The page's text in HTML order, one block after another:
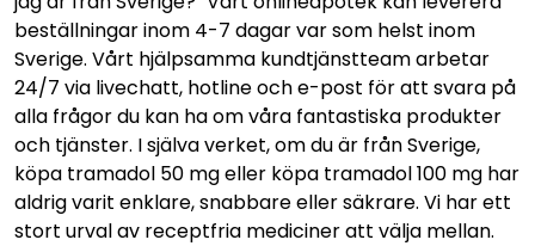
beställningar inom 4-7 dagar var som helst inom
Sverige. Vårt hjälpsamma kundtjänstteam arbetar
24/7 via livechatt, hotline och e-post för att svara på
alla frågor du kan ha om våra fantastiska produkter
och tjänster. I själva verket, om du är från Sverige,
köpa tramadol 50 mg eller köpa tramadol 100 mg har
aldrig varit enklare, snabbare eller säkrare. Vi har ett
stort urval av receptfria mediciner att välja mellan.